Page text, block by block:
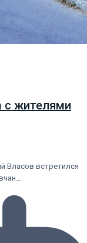
с жителями
Власов встретился